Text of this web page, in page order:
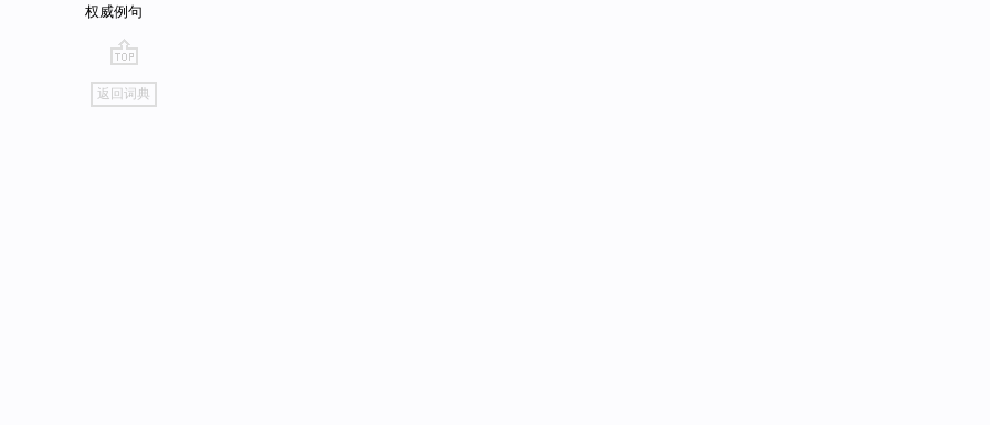
权威例句
go
top
返回词典